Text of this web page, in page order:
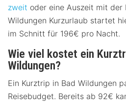
zweit oder eine Auszeit mit der
Wildungen Kurzurlaub startet
im Schnitt für 196€ pro Nacht.
Wie viel kostet ein
Wildungen?
Ein Kurztrip in Bad Wildungen
Reisebudget. Bereits ab 92€